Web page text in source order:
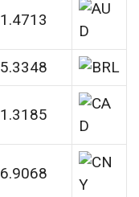
1.4713
5.3348
1.3185
6.9068